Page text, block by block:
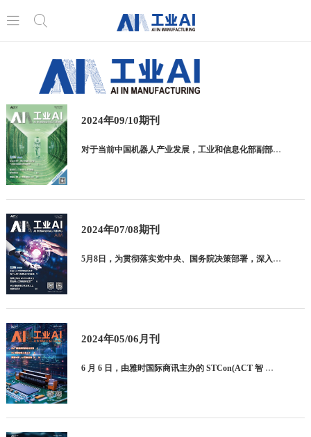
2024年09/10期刊
对于当前中国机器人产业发展，工业和信息化部副部长辛国斌在现场透露， 截至 2024 年 7 月，我国持有的机器人相关有效专利已超过 19 万项，占全球比 重约 2/3。我国机器人产业取得了一系列成绩，
2024年07/08期刊
5月8日，为贯彻落实党中央、国务院决策部署，深入实施工业互联网创新发展战略，推动工业互联网高质量发展和规模化应用，发挥工业园区产业集聚优势，推动工业互联网向地市县域落地普及，促进广大企业特别是中小企业
2024年05/06月刊
6 月 6 日，由雅时国际商讯主办的 STCon(ACT 智 慧技术大会 ) 再次来到苏州金鸡湖国际会议中心。本次 STCon 共包括三大主题研讨暨展示会—视觉系统设计技 术会议（VisionCon）
 